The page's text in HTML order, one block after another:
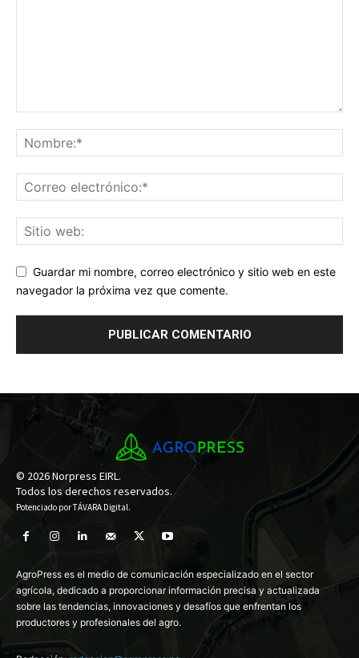
Guardar mi nombre, correo electrónico y sitio web en este
navegador la próxima vez que comente.
© 2026 Norpress EIRL.
Todos los derechos reservados.
Potenciado porTÁVARA Digital.
AgroPress es el medio de comunicación especializado en el sector
agrícola, dedicado a proporcionar información precisa y actualizada
sobre las tendencias, innovaciones y desafíos que enfrentan los
productores y profesionales del agro.